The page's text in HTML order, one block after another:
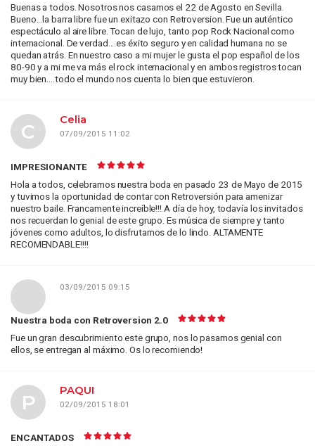
Buenas a todos. Nosotros nos casamos el 22 de Agosto en Sevilla.
Bueno...la barra libre fue un exitazo con Retroversion. Fue un auténtico
espectáculo al aire libre. Tocan de lujo, tanto pop Rock Nacional como
internacional. De verdad....es éxito seguro y en calidad humana no se
quedan atrás. En nuestro caso a mi mujer le gusta el pop español de los
80-90 y a mi me va más el rock internacional y en ambos registros tocan
muy bien....todo el mundo nos cuenta lo bien que estuvieron.
Celia
07/09/2015 11:02
C
IMPRESIONANTE
Hola a todos, celebramos nuestra boda en pasado 23 de Mayo de 2015
y tuvimos la oportunidad de contar con Retroversión para amenizar
nuestro baile. Francamente increíble!!! A día de hoy, todavía los invitados
nos recuerdan lo genial de este grupo. Es música de siempre y tanto
jóvenes como adultos, lo disfrutamos de lo lindo. ALTAMENTE
RECOMENDABLE!!!!
03/09/2015 09:15
Nuestra boda con Retroversion 2.0
Fue un gran descubrimiento este grupo, nos lo pasamos genial con
ellos, se entregan al máximo. Os lo recomiendo!
PAQUI
02/09/2015 18:01
P
ENCANTADOS